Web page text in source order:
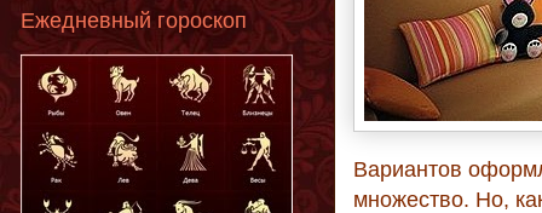
Вариантов
множество. Но,
Ежедневный гороскоп